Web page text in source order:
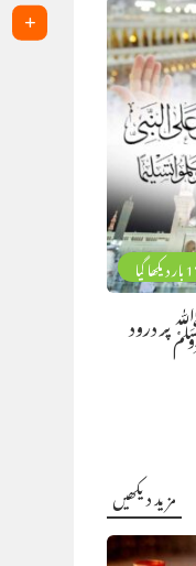
گیا
پر درود
مزید دیکھیں